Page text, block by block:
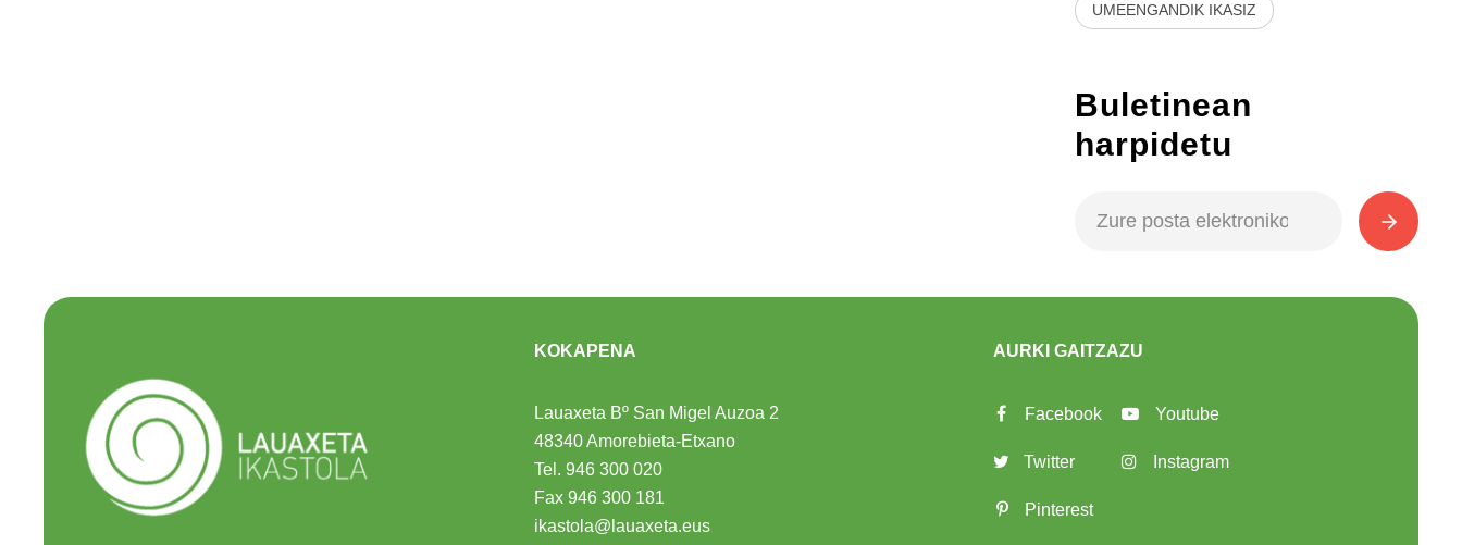
UMEENGANDIK IKASIZ
Buletinean
harpidetu
KOKAPENA
Lauaxeta Bº San Migel Auzoa 2
48340 Amorebieta-Etxano
Tel.946 300 020
Fax 946 300 181
ikastola@lauaxeta.eus
AURKI GAITZAZU
Facebook
Twitter
Pinterest
Youtube
Instagram